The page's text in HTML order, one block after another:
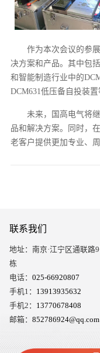
作为本次会议的参
决方案和产品。其中包
和智能制造行业中的
DCM631低压备自投装置
未来，国高电气将
品和解决方案。同时，
老客户提供更加专业、
联系我们
地址：南京·江宁区通联路
栋
电话： 025-66920807
手机1： 13913935632
手机2： 13770678408
邮箱： 852786924@qq.com